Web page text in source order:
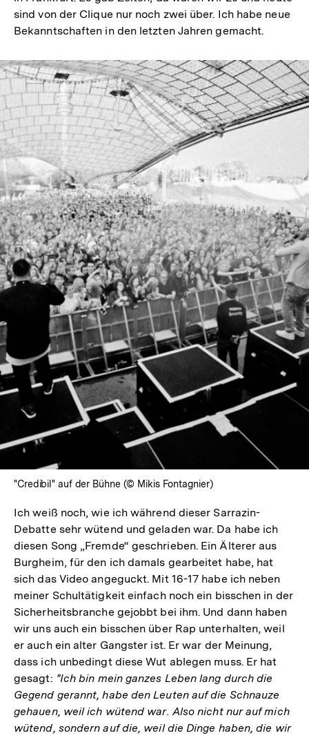
sind von der Clique nur noch zwei über. Ich habe neue
Bekanntschaften in den letzten Jahren gemacht.
In
Lightbox
öffnen
"Credibil" auf der Bühne (© Mikis Fontagnier)
Ich weiß noch, wie ich während dieser Sarrazin-
Debatte sehr wütend und geladen war. Da habe ich
diesen Song „Fremde“ geschrieben. Ein Älterer aus
Burgheim, für den ich damals gearbeitet habe, hat
sich das Video angeguckt. Mit 16-17 habe ich neben
meiner Schultätigkeit einfach noch ein bisschen in der
Sicherheitsbranche gejobbt bei ihm. Und dann haben
wir uns auch ein bisschen über Rap unterhalten, weil
er auch ein alter Gangster ist. Er war der Meinung,
dass ich unbedingt diese Wut ablegen muss. Er hat
gesagt: "Ich bin mein ganzes Leben lang durch die
Gegend gerannt, habe den Leuten auf die Schnauze
gehauen, weil ich wütend war. Also nicht nur auf mich
wütend, sondern auf die, weil die Dinge haben, die wir